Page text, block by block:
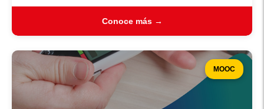
Conoce más →
MOOC